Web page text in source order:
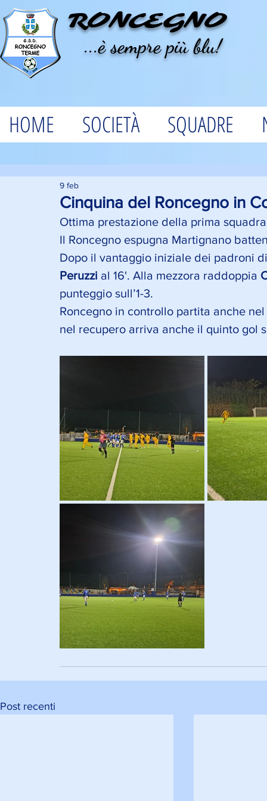
RONCEGNO
...è sempre più blu!
HOME SOCIETÀ SQUADRE
Cinquina del Roncegno in
9 feb
Ottima prestazione della prima
Il Roncegno espugna Martignano
Dopo il vantaggio iniziale dei padroni
Peruzzi al 16'. Alla mezzora raddoppia
punteggio sull’1-3.
Roncegno in controllo partita anche
nel recupero arriva anche il quinto gol
Post recenti